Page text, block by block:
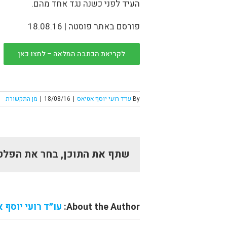
העיד לפני כשנה נגד אחד מהם.
פורסם באתר פוסטה | 18.08.16
לקריאת הכתבה המלאה – לחצו כאן
By עו״ד רועי יוסף אטיאס |
18/08/16
| מן התקשורת
שתף את התוכן, בחר את
About the Author: עו״ד רועי